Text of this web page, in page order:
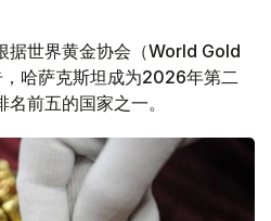
据世界黄金协会（World Gold
哈萨克斯坦成为2026年第二
前五的国家之一。